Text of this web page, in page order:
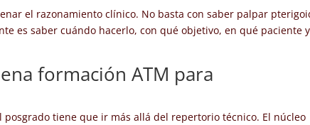
el razonamiento clínico. No basta con saber palpar
es saber cuándo hacerlo, con qué objetivo, en qué paciente y
formación ATM para
posgrado tiene que ir más allá del repertorio técnico. El núcleo